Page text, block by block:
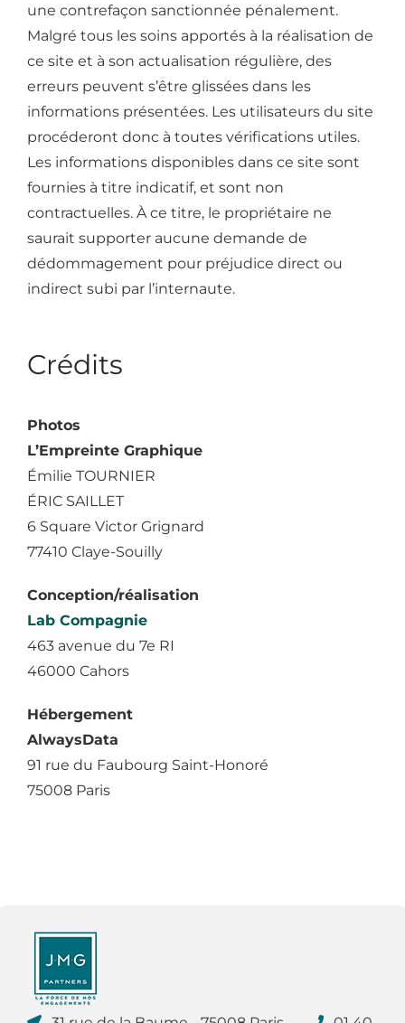
une contrefaçon sanctionnée pénalement.
Malgré tous les soins apportés à la réalisation de
ce site et à son actualisation régulière, des
erreurs peuvent s’être glissées dans les
informations présentées. Les utilisateurs du site
procéderont donc à toutes vérifications utiles.
Les informations disponibles dans ce site sont
fournies à titre indicatif, et sont non
contractuelles. À ce titre, le propriétaire ne
saurait supporter aucune demande de
dédommagement pour préjudice direct ou
indirect subi par l’internaute.
Crédits
Photos
L’Empreinte Graphique
Émilie TOURNIER
ÉRIC SAILLET
6 Square Victor Grignard
77410 Claye-Souilly
Conception/réalisation
Lab Compagnie
463 avenue du 7e RI
46000 Cahors
Hébergement
AlwaysData
91 rue du Faubourg Saint-Honoré
75008 Paris